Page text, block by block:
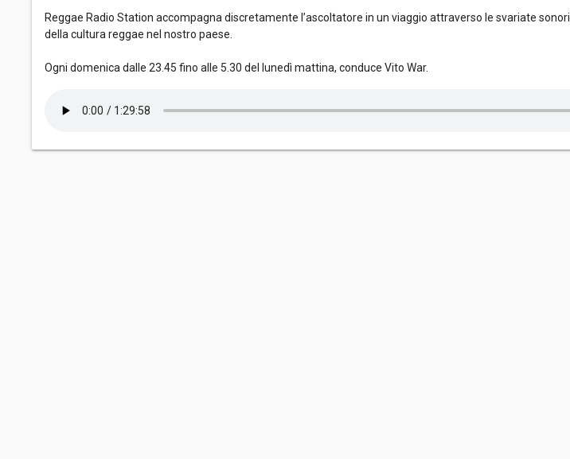
Reggae Radio Station accompagna discretamente l’ascoltatore in un viaggio attraverso le svariate
della cultura reggae nel nostro paese.
Ogni domenica dalle 23.45 fino alle 5.30 del lunedì mattina, conduce Vito War.